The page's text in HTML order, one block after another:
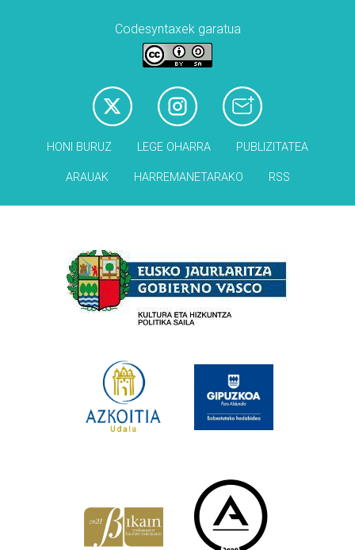
Codesyntaxek garatua
HONI BURUZ LEGE OHARRA PUBLIZITATEA
ARAUAK HARREMANETARAKO RSS